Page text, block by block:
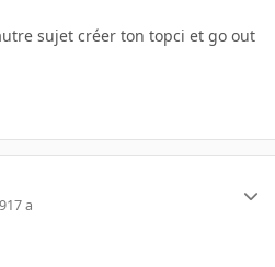
sujet créer ton topci et go out
17 a